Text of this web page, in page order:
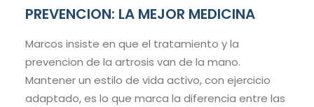
PREVENCION: LA MEJOR MEDICINA
Marcos insiste en que el tratamiento y la
prevencion de la artrosis van de la mano.
Mantener un estilo de vida activo, con ejercicio
adaptado, es lo que marca la diferencia entre las